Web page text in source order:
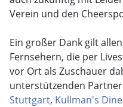
Verein und den
Ein großer Dank gilt
Fernsehern, die per
vor Ort als Zuschauer
unterstützenden
Stuttgart, Kullman's